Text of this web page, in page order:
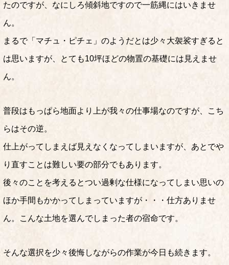
たのですが、なにしろ傾斜地ですので一筋縄にはいきませ
ん。
まるで「マチュ・ピチェ」のようだとは少々大袈裟すぎると
は思いますが、とても10坪ほどの物置の基礎には見えませ
ん。
普段はもっぱら地面より上が我々の仕事場なのですが、こち
らはその逆。
仕上がってしまえば見えなくなってしまいますが、あとでや
り直すことは難しい要の部分でもあります。
後々のことを考えるとつい過剰な仕様になってしまい思いの
ほか手間もかかってしまっていますが・・・仕方ありませ
ん。こんな土地を選んでしまった者の宿命です。
そんな選択を少々後悔しながらの作業が今日も続きます。